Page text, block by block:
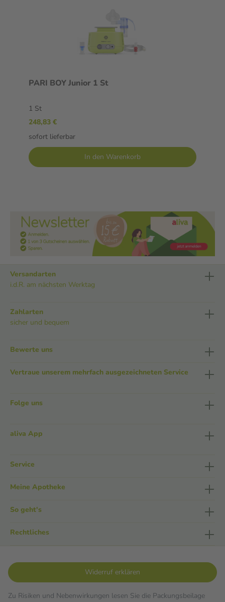
PARI BOY Junior 1 St
1 St
248,83 €
sofort lieferbar
In den Warenkorb
Versandarten
i.d.R. am nächsten Werktag
Zahlarten
sicher und bequem
Bewerte uns
Vertraue unserem mehrfach ausgezeichneten Service
Folge uns
aliva App
Service
Meine Apotheke
So geht's
Rechtliches
Widerruf erklären
Zu Risiken und Nebenwirkungen lesen Sie die Packungsbeilage